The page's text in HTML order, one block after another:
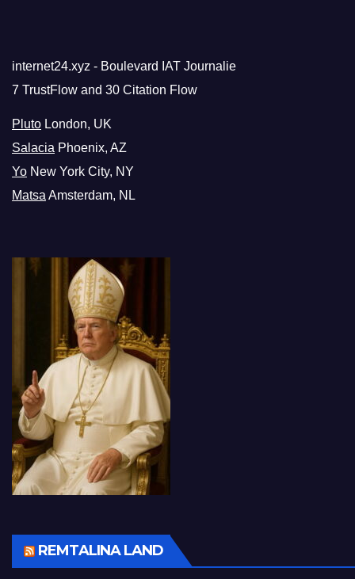
internet24.xyz - Boulevard IAT Journalie
7 TrustFlow and 30 Citation Flow
Pluto London, UK
Salacia Phoenix, AZ
Yo New York City, NY
Matsa Amsterdam, NL
REMTALINA LAND